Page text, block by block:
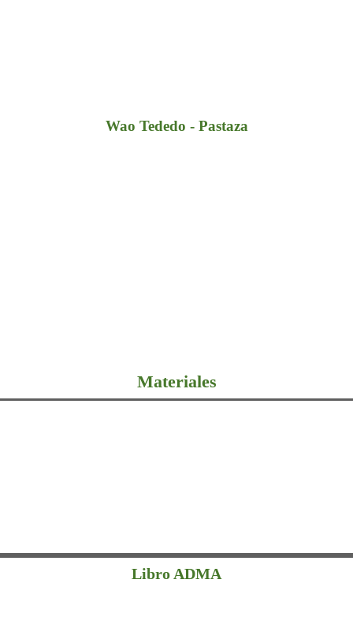
Wao Tededo - Pastaza
Materiales
Libro ADMA